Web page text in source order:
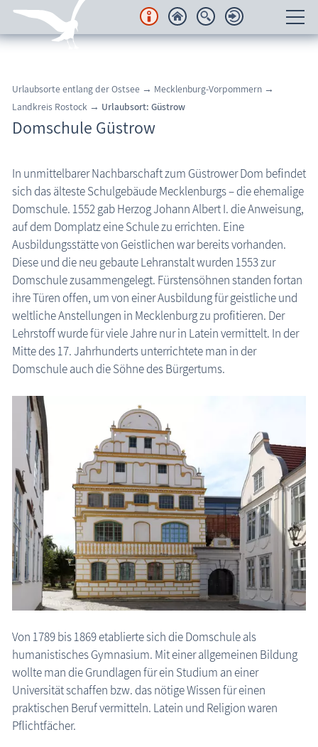
Regionales
Urlaubsorte
Karten
Freizeit
Wissenswertes
Veranstaltungen
Blog
Urlaubsorte entlang der Ostsee → Mecklenburg-Vorpommern →
Landkreis Rostock → Urlaubsort: Güstrow
Domschule Güstrow
In unmittelbarer Nachbarschaft zum Güstrower Dom befindet
sich das älteste Schulgebäude Mecklenburgs – die ehemalige
Domschule. 1552 gab Herzog Johann Albert I. die Anweisung,
auf dem Domplatz eine Schule zu errichten. Eine
Ausbildungsstätte von Geistlichen war bereits vorhanden.
Diese und die neu gebaute Lehranstalt wurden 1553 zur
Domschule zusammengelegt. Fürstensöhnen standen fortan
ihre Türen offen, um von einer Ausbildung für geistliche und
weltliche Anstellungen in Mecklenburg zu profitieren. Der
Lehrstoff wurde für viele Jahre nur in Latein vermittelt. In der
Mitte des 17. Jahrhunderts unterrichtete man in der
Domschule auch die Söhne des Bürgertums.
Von 1789 bis 1869 etablierte sich die Domschule als
humanistisches Gymnasium. Mit einer allgemeinen Bildung
wollte man die Grundlagen für ein Studium an einer
Universität schaffen bzw. das nötige Wissen für einen
praktischen Beruf vermitteln. Latein und Religion waren
Pflichtfächer.